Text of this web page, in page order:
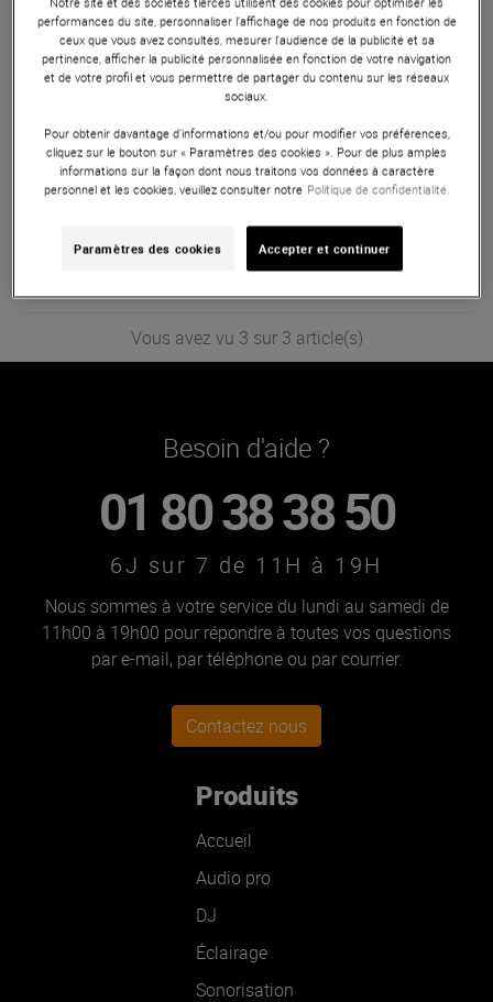
OberheimTEO-5 Module
En Stock
OberheimOB-X8
Vous avez vu 3 sur 3 article(s)
Besoin d'aide ?
01 80 38 38 50
6J sur 7 de 11H à 19H
Nous sommes à votre service du lundi au samedi de
11h00 à 19h00 pour répondre à toutes vos questions
par e-mail, par téléphone ou par courrier.
Contactez nous
Produits
Accueil
Audio pro
DJ
Éclairage
Sonorisation
performances du site, personnaliser l’affichage de nos produits en fonction de
ceux que vous avez consultés, mesurer l'audience de la publicité et sa
pertinence, afficher la publicité personnalisée en fonction de votre navigation
et de votre profil et vous permettre de partager du contenu sur les réseaux
sociaux.
Pour obtenir davantage d'informations et/ou pour modifier vos préférences,
cliquez sur le bouton sur « Paramètres des cookies ». Pour de plus amples
informations sur la façon dont nous traitons vos données à caractère
personnel et les cookies, veuillez consulter notre Politique de confidentialité.
Paramètres des cookies Accepter et continuer